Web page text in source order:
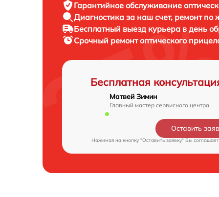
Гарантийное обслуживание
Диагностика за наш счет, ремонт по
Бесплатный выезд курьера в день
Срочный ремонтоптического
Бесплатная
Матвей Зимин
Главный мастер сервисного центра
Оставить
Нажимая на кнопку "Оставить заявку" Вы